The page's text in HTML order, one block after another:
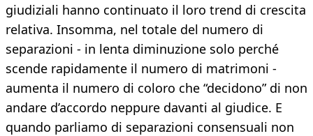
giudiziali hanno continuato il loro trend di crescita
relativa. Insomma, nel totale del numero di
separazioni - in lenta diminuzione solo perché
scende rapidamente il numero di matrimoni -
aumenta il numero di coloro che “decidono” di non
andare d’accordo neppure davanti al giudice. E
quando parliamo di separazioni consensuali non